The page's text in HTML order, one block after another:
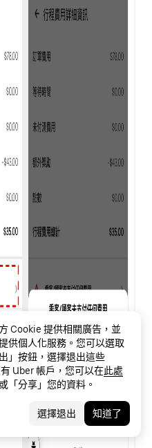
Cookie 提供相關廣告，並
供個人化服務。您可以選取
」按鈕，選擇退出這些
Uber 帳戶，您可以在此處
「分享」您的資料。
選擇退出 知道了